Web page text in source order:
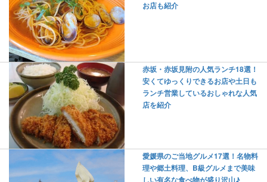
お店も紹介
赤坂・赤坂見附の人気ランチ18選！
安くてゆっくりできるお店や土日も
ランチ営業しているおしゃれな人気
店を紹介
愛媛県のご当地グルメ17選！名物料
理や郷土料理、B級グルメまで美味
しい有名な食べ物が盛り沢山♪